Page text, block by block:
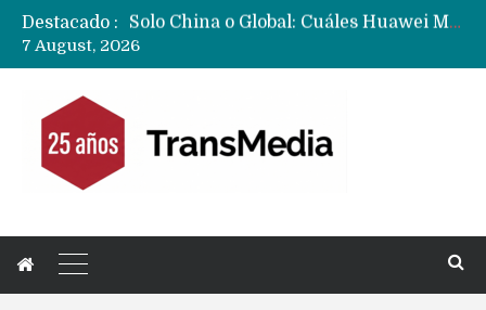
Destacado :
Data Centers de Huawei en Chile, México, Brasil,Perú y Argentina podrían verse afectados por arremetida de EE.UU
7 August, 2026